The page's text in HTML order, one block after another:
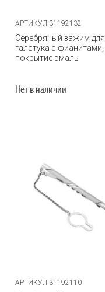
АРТИКУЛ 31192132
Серебряный зажим для
галстука с фианитами,
покрытие эмаль
Нет в наличии
АРТИКУЛ 31192110